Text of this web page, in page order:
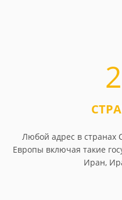
Любой адрес в странах
Европы включая такие
Иран,